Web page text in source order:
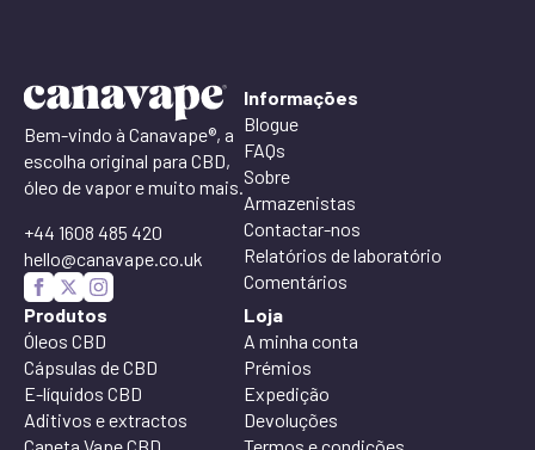
Bem-vindo à Canavape®, a
escolha original para CBD,
óleo de vapor e muito mais.
+44 1608 485 420
hello@canavape.co.uk
Informações
Blogue
FAQs
Sobre
Armazenistas
Contactar-nos
Relatórios de laboratório
Comentários
Produtos
Óleos CBD
Cápsulas de CBD
E-líquidos CBD
Aditivos e extractos
Loja
A minha conta
Prémios
Expedição
Devoluções